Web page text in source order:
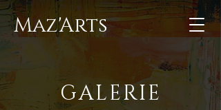
Maz'Arts
GALERIE